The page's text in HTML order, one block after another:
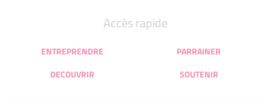
Accès rapide
ENTREPRENDRE
PARRAINER
DECOUVRIR
SOUTENIR